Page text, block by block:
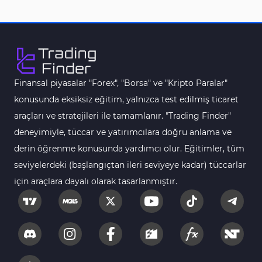
Fast Scalping MT5 Göstergeleri
Gün İçi (Intraday) MT5 Göstergeleri
Forex MT5 Göstergeleri
Kurumsal Hisse Senedi MT5 Göstergeleri 276
Aralık Göstergeleri MT5 Göstergeleri 44
Eğitimsel MT5 Göstergeleri
Arz ve Talep MT5 Göstergeleri 15
Temel Analiz MT5 Göstergeleri
MetaTrader 5 için Yapay Zekâ (AI) Göstergeleri 5
Finansal piyasalar "Forex", "Borsa" ve "Kripto Paralar"
konusunda eksiksiz eğitim, yalnızca test edilmiş ticaret
araçları ve stratejileri ile tamamlanır. "Trading Finder"
deneyimiyle, tüccar ve yatırımcılara doğru anlama ve
derin öğrenme konusunda yardımcı olur. Eğitimler, tüm
seviyelerdeki (başlangıçtan ileri seviyeye kadar) tüccarlar
için araçlara dayalı olarak tasarlanmıştır.